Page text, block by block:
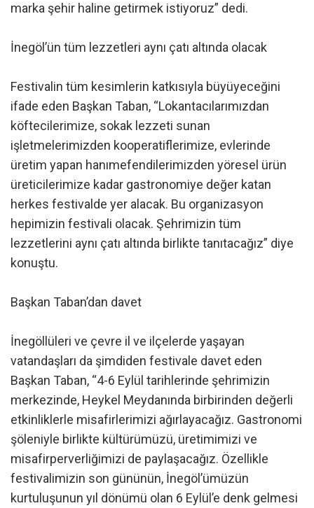
marka şehir haline getirmek istiyoruz” dedi.
İnegöl’ün tüm lezzetleri aynı çatı altında olacak
Festivalin tüm kesimlerin katkısıyla büyüyeceğini
ifade eden Başkan Taban, “Lokantacılarımızdan
köftecilerimize, sokak lezzeti sunan
işletmelerimizden kooperatiflerimize, evlerinde
üretim yapan hanımefendilerimizden yöresel ürün
üreticilerimize kadar gastronomiye değer katan
herkes festivalde yer alacak. Bu organizasyon
hepimizin festivali olacak. Şehrimizin tüm
lezzetlerini aynı çatı altında birlikte tanıtacağız” diye
konuştu.
Başkan Taban’dan davet
İnegöllüleri ve çevre il ve ilçelerde yaşayan
vatandaşları da şimdiden festivale davet eden
Başkan Taban, “4-6 Eylül tarihlerinde şehrimizin
merkezinde, Heykel Meydanında birbirinden değerli
etkinliklerle misafirlerimizi ağırlayacağız. Gastronomi
şöleniyle birlikte kültürümüzü, üretimimizi ve
misafirperverliğimizi de paylaşacağız. Özellikle
festivalimizin son gününün, İnegöl’ümüzün
kurtuluşunun yıl dönümü olan 6 Eylül’e denk gelmesi